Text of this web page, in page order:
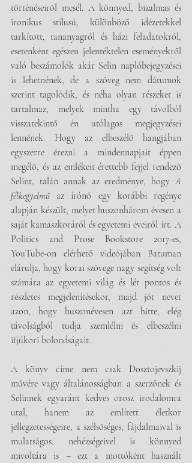
történéseiről mesél. A könnyed, bizalmas és
ironikus stílusú, különböző idézetekkel
tarkított, tananyagról és házi feladatokról,
esetenként egészen jelentéktelen eseményekről
való beszámolók akár Selin naplóbejegyzései
is lehetnének, de a szöveg nem dátumok
szerint tagolódik, és néha olyan részeket is
tartalmaz, melyek mintha egy távolból
visszatekintő én utólagos megjegyzései
lennének. Hogy az elbeszélő hangjában
egyszerre érezni a mindennapjait éppen
megélő, és az emlékeit érettebb fejjel rendező
Selint, talán annak az eredménye, hogy A
félkegyelmű az írónő egy korábbi regénye
alapján készült, melyet huszonhárom évesen a
saját kamaszkoráról és egyetemi éveiről írt. A
Politics and Prose Bookstore 2017-es,
YouTube-on elérhető videójában Batuman
elárulja, hogy korai szövege nagy segítség volt
számára az egyetemi világ és lét pontos és
részletes megjelenítésekor, majd jót nevet
azon, hogy huszonévesen azt hitte, elég
távolságból tudja szemlélni és elbeszélni
ifjúkori bolondságait.
A könyv címe nem csak Dosztojevszkij
művére vagy általánosságban a szerzőnek és
Selinnek egyaránt kedves orosz irodalomra
utal, hanem az említett életkor
jellegzetességeire, a szélsőséges, fájdalmaival is
mulatságos, nehézségeivel is könnyed
mivoltára is – ezt a mottóként használt